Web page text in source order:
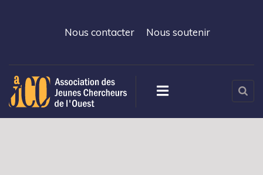
Nous contacter Nous soutenir